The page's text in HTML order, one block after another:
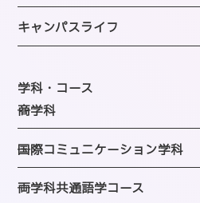
学長・理事長挨拶
建学の精神・沿革・校歌
SAIJOの特徴
選ばれる理由
教員紹介
アクセス
キャンパスライフ
年間スケジュール
施設のご紹介
図書館
クラブ＆サークルのご案内
学科・コース
─商学科
ファッション・トレンドコース
ビューティーホスピタリティコース
経営・マーケティングコース
─国際コミュニケーション学科
観光・エンターテインメントコース
─両学科共通語学コース